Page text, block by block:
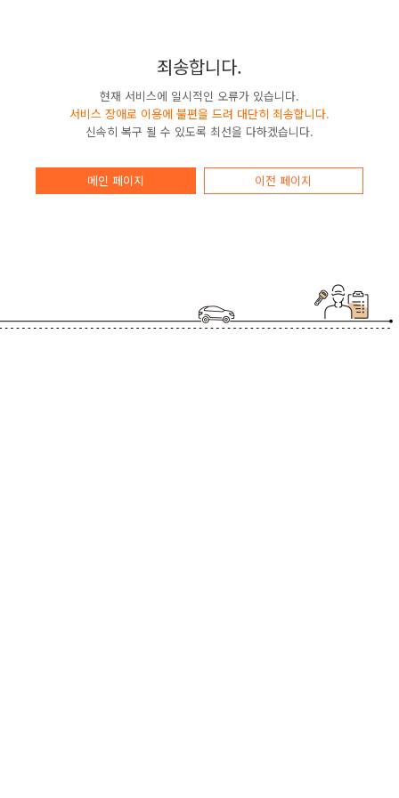
죄송합니다.
현재 서비스에 일시적인 오류가 있습니다.
서비스 장애로 이용에 불편을 드려 대단히 죄송합니다.
신속히 복구 될 수 있도록 최선을 다하겠습니다.
메인 페이지 이전 페이지